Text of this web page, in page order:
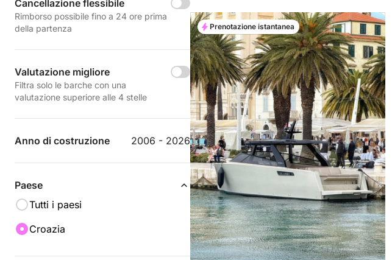
Cancellazione flessibile
Rimborso possibile fino a 24 ore prima
della partenza
Valutazione migliore
Filtra solo le barche con una
valutazione superiore alle 4 stelle
Anno di costruzione 2006 - 2026
Paese
Tutti i paesi
Croazia
Prenotazione istantanea